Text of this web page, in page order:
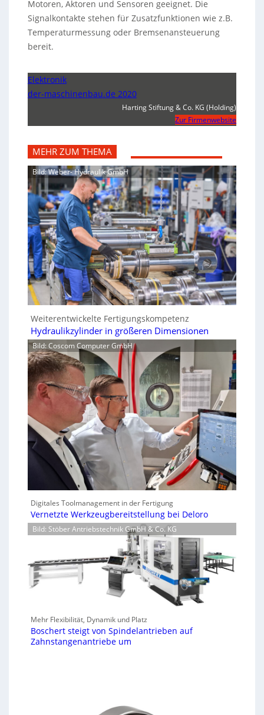
Motoren, Aktoren und Sensoren geeignet. Die
Signalkontakte stehen für Zusatzfunktionen wie z.B.
Temperaturmessung oder Bremsenansteuerung
bereit.
Elektronik
der-maschinenbau.de 2020
Harting Stiftung & Co. KG (Holding)
Zur Firmenwebsite
MEHR ZUM THEMA
Bild: Weber- Hydraulik GmbH
Weiterentwickelte Fertigungskompetenz
Hydraulikzylinder in größeren Dimensionen
Bild: Coscom Computer GmbH
Digitales Toolmanagement in der Fertigung
Vernetzte Werkzeugbereitstellung bei Deloro
Bild: Stöber Antriebstechnik GmbH & Co. KG
Mehr Flexibilität, Dynamik und Platz
Boschert steigt von Spindelantrieben auf
Zahnstangenantriebe um